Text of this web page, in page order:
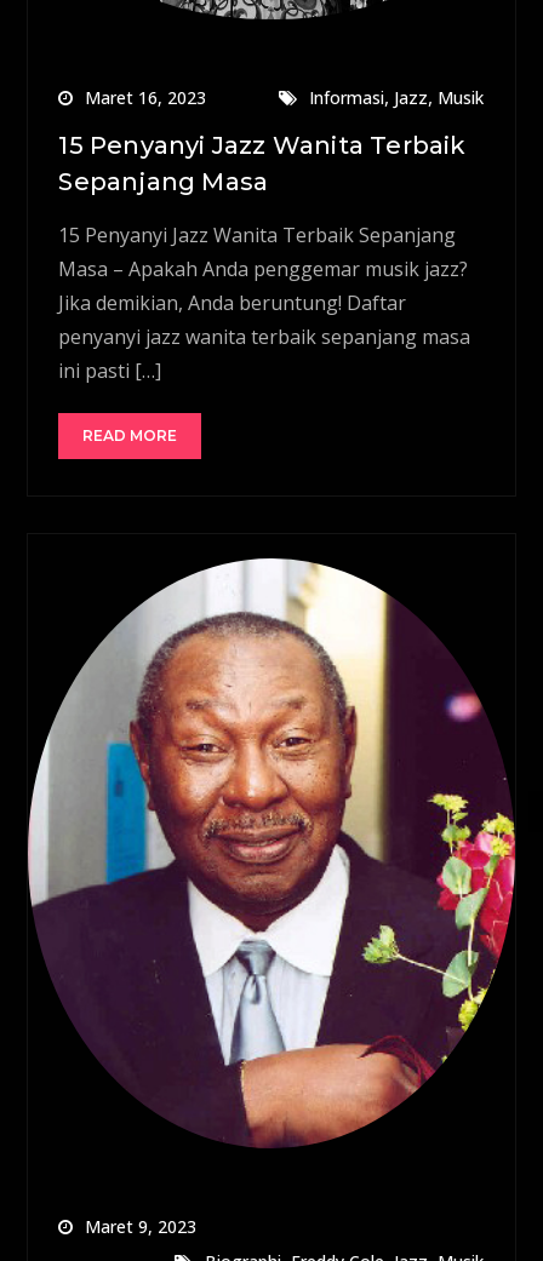
Maret 16, 2023 Informasi, Jazz, Musik
15 Penyanyi Jazz Wanita Terbaik
Sepanjang Masa
15 Penyanyi Jazz Wanita Terbaik Sepanjang
Masa – Apakah Anda penggemar musik jazz?
Jika demikian, Anda beruntung! Daftar
penyanyi jazz wanita terbaik sepanjang masa
ini pasti […]
READ MORE
Maret 9, 2023